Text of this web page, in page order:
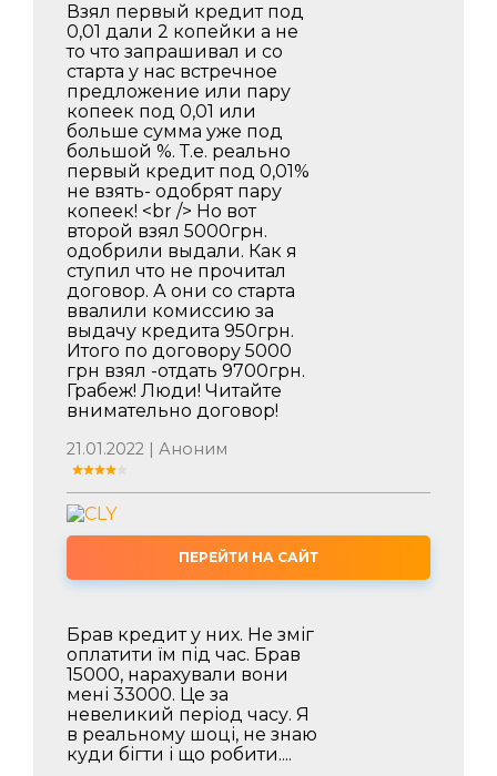
Взял первый кредит под
0,01 дали 2 копейки а не
то что запрашивал и со
старта у нас встречное
предложение или пару
копеек под 0,01 или
больше сумма уже под
большой %. Т.е. реально
первый кредит под 0,01%
не взять- одобрят пару
копеек! <br /> Но вот
второй взял 5000грн.
одобрили выдали. Как я
ступил что не прочитал
договор. А они со старта
ввалили комиссию за
выдачу кредита 950грн.
Итого по договору 5000
грн взял -отдать 9700грн.
Грабеж! Люди! Читайте
внимательно договор!
21.01.2022 | Аноним
ПЕРЕЙТИ НА САЙТ
Брав кредит у них. Не зміг
оплатити їм під час. Брав
15000, нарахували вони
мені 33000. Це за
невеликий період часу. Я
в реальному шоці, не знаю
куди бігти і що робити....